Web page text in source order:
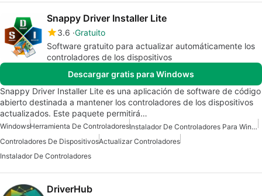
Snappy Driver Installer Lite
3.6 Gratuito
Software gratuito para actualizar automáticamente los
controladores de los dispositivos
Descargar gratis para Windows
Snappy Driver Installer Lite es una aplicación de software de código
abierto destinada a mantener los controladores de los dispositivos
actualizados. Este paquete permitirá…
WindowsHerramienta De Controladores
Instalador De Controladores Para Windows 7
Controladores De DispositivosActualizar Controladores
Instalador De Controladores
DriverHub